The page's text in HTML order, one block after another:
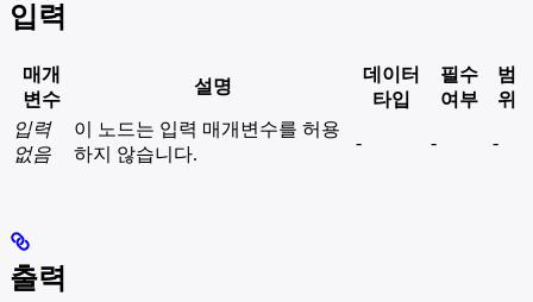
입력
매개
변수
설명
데이터
타입
필수
여부
범
위
입력
없음
이 노드는 입력 매개변수를 허용
하지 않습니다.
- - -
출력